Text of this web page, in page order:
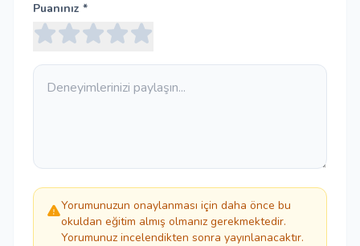
Puanınız *
Yorumunuzun onaylanması için daha önce bu
okuldan eğitim almış olmanız gerekmektedir.
Yorumunuz incelendikten sonra yayınlanacaktır.